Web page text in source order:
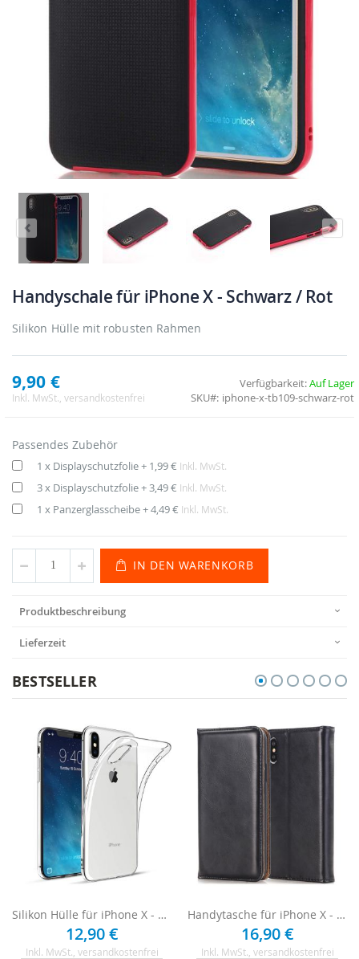
Handyschale für iPhone X - Schwarz / Rot
Silikon Hülle mit robusten Rahmen
9,90 €
Inkl. MwSt. , versandkostenfrei
Verfügbarkeit:Auf Lager
SKU
iphone-x-tb109-schwarz-rot
Passendes Zubehör
1 x Displayschutzfolie+ 1,99 € Inkl. MwSt.
3 x Displayschutzfolie+ 3,49 € Inkl. MwSt.
1 x Panzerglasscheibe+4,49 € Inkl. MwSt.
IN DEN WARENKORB
Produktbeschreibung
Lieferzeit
BESTSELLER
Silikon Hülle für iPhone X - Transparent
12,90 €
Inkl. MwSt. , versandkostenfrei
Handytasche für iPhone X - Schwarz
16,90 €
Inkl. MwSt. , versandkostenfrei